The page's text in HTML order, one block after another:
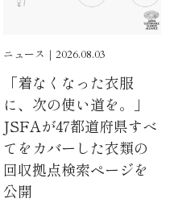
ニュース｜2026.08.03
「着なくなった衣服
に、次の使い道を。」
JSFAが47都道府県すべ
てをカバーした衣類の
回収拠点検索ページを
公開